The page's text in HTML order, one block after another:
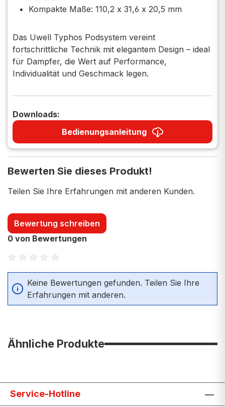
Kompakte Maße: 110,2 x 31,6 x 20,5 mm
Das Uwell Typhos Podsystem vereint
fortschrittliche Technik mit elegantem Design – ideal
für Dampfer, die Wert auf Performance,
Individualität und Geschmack legen.
Downloads:
Bedienungsanleitung
Bewerten Sie dieses Produkt!
Teilen Sie Ihre Erfahrungen mit anderen Kunden.
Bewertung schreiben
0 von Bewertungen
Durchschnittliche Bewertung von 0 von 5 Sternen
Keine Bewertungen gefunden. Teilen Sie Ihre
Erfahrungen mit anderen.
Ähnliche Produkte
Service-Hotline